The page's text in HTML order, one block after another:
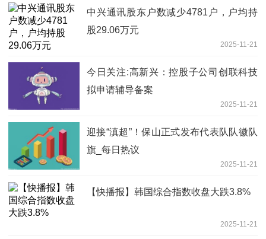
中兴通讯股东户数减少4781户，户均持
股29.06万元
2025-11-21
今日关注:高新兴：控股子公司创联科技
拟申请辅导备案
2025-11-21
迎接“滇超”！保山正式发布代表队队徽队
旗_每日热议
2025-11-21
【快播报】韩国综合指数收盘大跌3.8%
2025-11-21